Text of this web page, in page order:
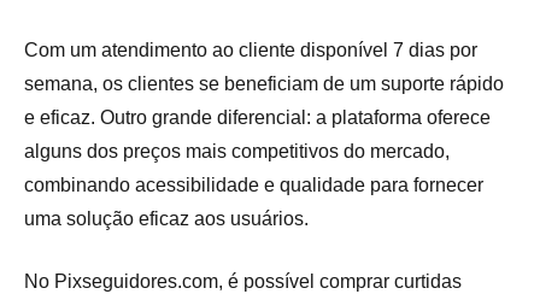
Com um atendimento ao cliente disponível 7 dias por
semana, os clientes se beneficiam de um suporte rápido
e eficaz. Outro grande diferencial: a plataforma oferece
alguns dos preços mais competitivos do mercado,
combinando acessibilidade e qualidade para fornecer
uma solução eficaz aos usuários.
No Pixseguidores.com, é possível comprar curtidas